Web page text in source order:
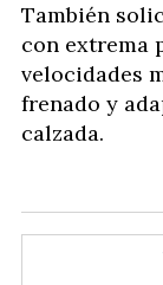
También
con extrema
velocidades
frenado y
calzada.